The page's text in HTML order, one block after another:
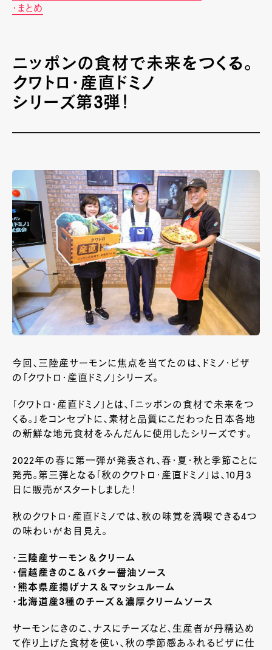
・まとめ
ニッポンの食材で未来をつくる。
クワトロ・産直ドミノ
シリーズ第3弾！
今回、三陸産サーモンに焦点を当てたのは、ドミノ・ピザ
の「クワトロ・産直ドミノ」シリーズ。
「クワトロ・産直ドミノ」とは、「ニッポンの食材で未来をつ
くる。」をコンセプトに、素材と品質にこだわった日本各地
の新鮮な地元食材をふんだんに使用したシリーズです。
2022年の春に第一弾が発表され、春・夏・秋と季節ごとに
発売。第三弾となる「秋のクワトロ・産直ドミノ」は、10月3
日に販売がスタートしました！
秋のクワトロ・産直ドミノでは、秋の味覚を満喫できる4つ
の味わいがお目見え。
・三陸産サーモン＆クリーム
・信越産きのこ＆バター醤油ソース
・熊本県産揚げナス＆マッシュルーム
・北海道産3種のチーズ＆濃厚クリームソース
サーモンにきのこ、ナスにチーズなど、生産者が丹精込め
て作り上げた食材を使い、秋の季節感あふれるピザに仕